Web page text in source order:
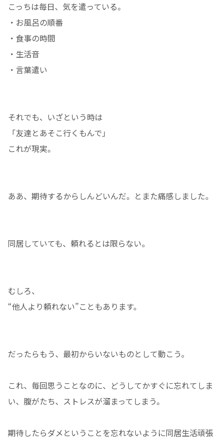
こっちは毎日、気を遣っている。
・お風呂の順番
・食事の時間
・生活音
・言葉遣い
それでも、いざという時は
「友達とあそこ行くもんで」
これが現実。
ああ、期待するからしんどいんだ。とまた痛感しました。
同居していても、頼れるとは限らない。
むしろ、
“他人より頼れない”こともあります。
だったらもう、最初からいないものとして動こう。
これ、毎回思うことなのに、どうしてかすぐに忘れてしま
い、腹がたち、ストレスが溜まってしまう。
期待したらダメということを忘れないように同居生活頑張